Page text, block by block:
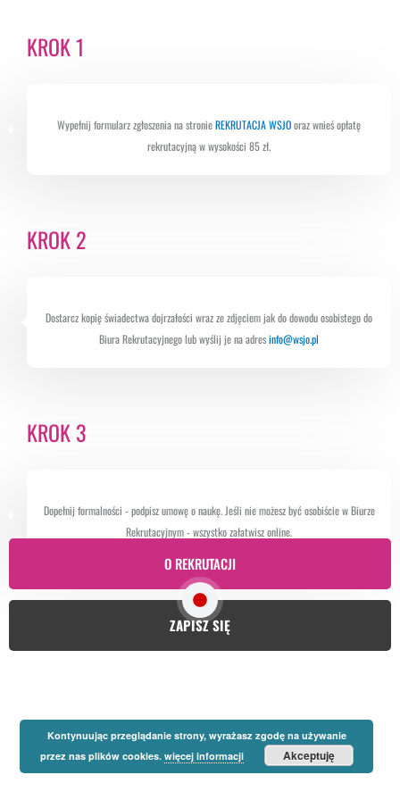
Wypełnij formularz zgłoszenia na stronieREKRUTACJA WSJOoraz wnieś opłatę
rekrutacyjną w wysokości 85 zł.
KROK 1
Dostarcz kopię świadectwa dojrzałości wraz ze zdjęciem jak do dowodu osobistego do
Biura Rekrutacyjnego lub wyślij je na adresinfo@wsjo.pl
KROK 2
Dopełnij formalności - podpisz umowę o naukę. Jeśli nie możesz być osobiście w Biurze
Rekrutacyjnym - wszystko załatwisz online.
KROK 3
O REKRUTACJI
ZAPISZ SIĘ
Kontynuując przeglądanie strony, wyrażasz zgodę na używanie
przez nas plików cookies. więcej informacji Akceptuję